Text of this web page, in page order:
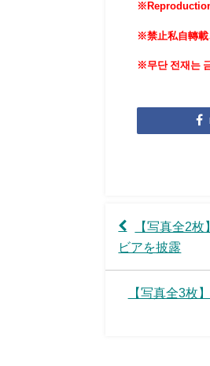
※禁止私自轉載
※무단 전재는
【写真全2
ビアを披露
【写真全3枚